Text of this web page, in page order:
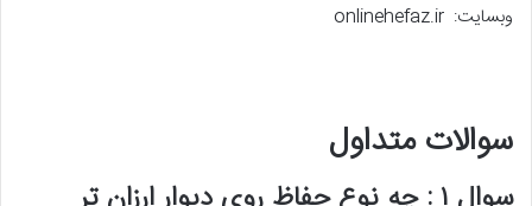
وبسایت: onlinehefaz.ir
سوالات متداول